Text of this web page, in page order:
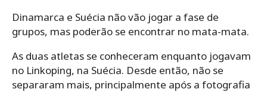
Dinamarca e Suécia não vão jogar a fase de
grupos, mas poderão se encontrar no mata-mata.
As duas atletas se conheceram enquanto jogavam
no Linkoping, na Suécia. Desde então, não se
separaram mais, principalmente após a fotografia